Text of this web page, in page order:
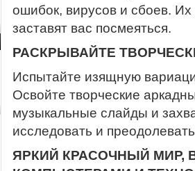
ошибок, вирусов и сбоев.
заставят вас посмеяться.
РАСКРЫВАЙТЕ
Испытайте изящную
Освойте творческие
музыкальные слайды и
исследовать и
ЯРКИЙ КРАСОЧНЫЙ МИР,